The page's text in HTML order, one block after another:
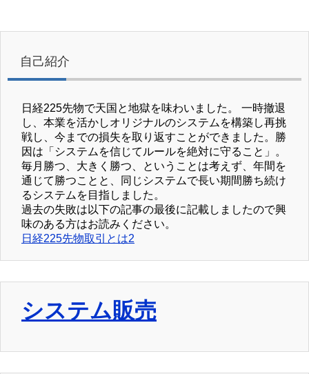
自己紹介
日経225先物で天国と地獄を味わいました。 一時撤退
し、本業を活かしオリジナルのシステムを構築し再挑
戦し、今までの損失を取り返すことができました。勝
因は「システムを信じてルールを絶対に守ること」。
毎月勝つ、大きく勝つ、ということは考えず、年間を
通じて勝つことと、同じシステムで長い期間勝ち続け
るシステムを目指しました。
過去の失敗は以下の記事の最後に記載しましたので興
味のある方はお読みください。
日経225先物取引とは2
システム販売